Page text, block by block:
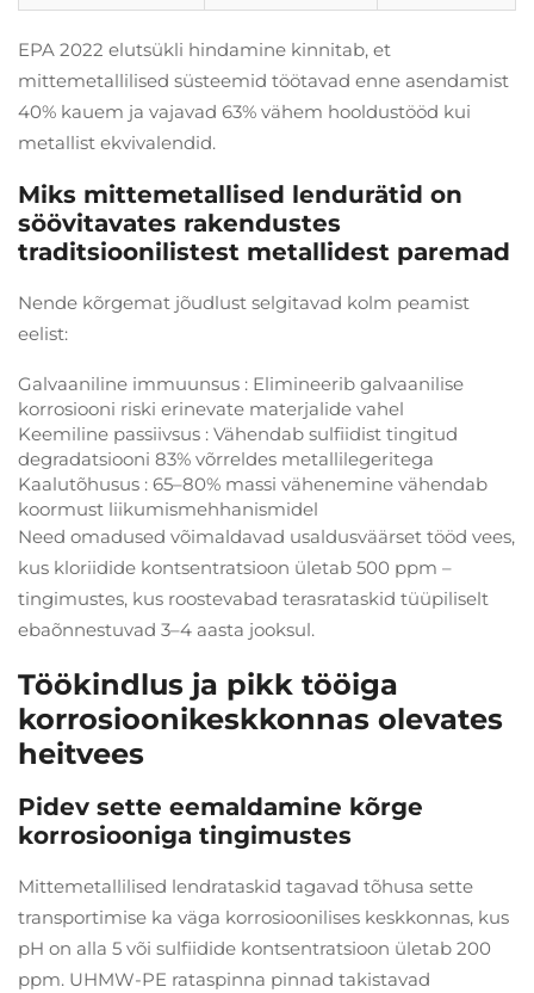
EPA 2022 elutsükli hindamine kinnitab, et
mittemetallilised süsteemid töötavad enne asendamist
40% kauem ja vajavad 63% vähem hooldustööd kui
metallist ekvivalendid.
Miks mittemetallised lendurätid on
söövitavates rakendustes
traditsioonilistest metallidest paremad
Nende kõrgemat jõudlust selgitavad kolm peamist
eelist:
Galvaaniline immuunsus : Elimineerib galvaanilise
korrosiooni riski erinevate materjalide vahel
Keemiline passiivsus : Vähendab sulfiidist tingitud
degradatsiooni 83% võrreldes metallilegeritega
Kaalutõhusus : 65–80% massi vähenemine vähendab
koormust liikumismehhanismidel
Need omadused võimaldavad usaldusväärset tööd vees,
kus kloriidide kontsentratsioon ületab 500 ppm –
tingimustes, kus roostevabad terasrataskid tüüpiliselt
ebaõnnestuvad 3–4 aasta jooksul.
Töökindlus ja pikk tööiga
korrosioonikeskkonnas olevates
heitvees
Pidev sette eemaldamine kõrge
korrosiooniga tingimustes
Mittemetallilised lendrataskid tagavad tõhusa sette
transportimise ka väga korrosioonilises keskkonnas, kus
pH on alla 5 või sulfiidide kontsentratsioon ületab 200
ppm. UHMW-PE rataspinna pinnad takistavad